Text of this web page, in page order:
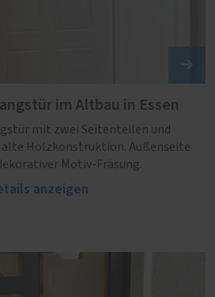
im Altbau in Essen
mit zwei Seitenteilen und
Holzkonstruktion. Außenseite
Motiv-Fräsung.
anzeigen